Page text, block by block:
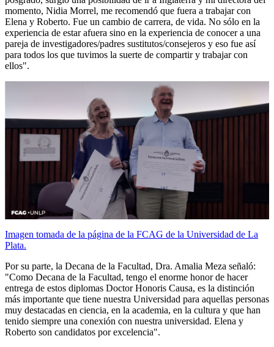
momento, Nidia Morrel, me recomendó que fuera a trabajar con
Elena y Roberto. Fue un cambio de carrera, de vida. No sólo en la
experiencia de estar afuera sino en la experiencia de conocer a una
pareja de investigadores/padres sustitutos/consejeros y eso fue así
para todos los que tuvimos la suerte de compartir y trabajar con
ellos".
Imagen tomada de la página de la FCAG de la Universidad de La
Plata.
Por su parte, la Decana de la Facultad, Dra. Amalia Meza señaló:
"Como Decana de la Facultad, tengo el enorme honor de hacer
entrega de estos diplomas Doctor Honoris Causa, es la distinción
más importante que tiene nuestra Universidad para aquellas personas
muy destacadas en ciencia, en la academia, en la cultura y que han
tenido siempre una conexión con nuestra universidad. Elena y
Roberto son candidatos por excelencia".